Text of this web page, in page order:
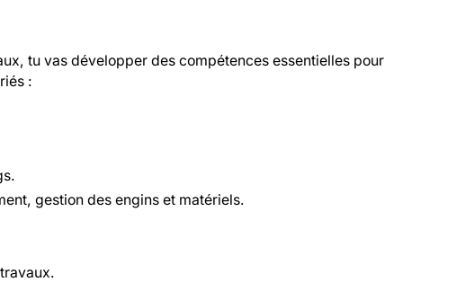
tu vas développer des compétences essentielles pour
:
gestion des engins et matériels.